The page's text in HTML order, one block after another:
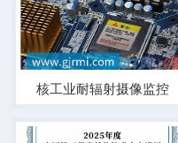
核工业耐辐射摄像监控